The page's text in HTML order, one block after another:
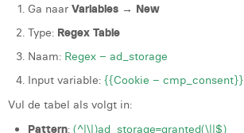
Ga naar Variables → New
Type: Regex Table
Naam: Regex – ad_storage
Input variable: {{Cookie – cmp_consent}}
Vul de tabel als volgt in:
Pattern: (^|\|)ad_storage=granted(\||$)